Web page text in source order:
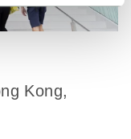
Kong,